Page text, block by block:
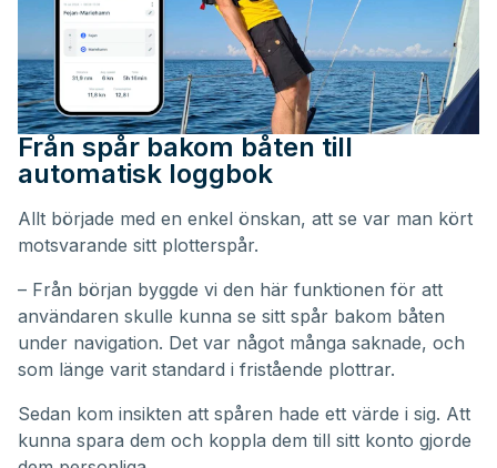
Från spår bakom båten till
automatisk loggbok
Allt började med en enkel önskan, att se var man kört
motsvarande sitt plotterspår.
– Från början byggde vi den här funktionen för att
användaren skulle kunna se sitt spår bakom båten
under navigation. Det var något många saknade, och
som länge varit standard i fristående plottrar.
Sedan kom insikten att spåren hade ett värde i sig. Att
kunna spara dem och koppla dem till sitt konto gjorde